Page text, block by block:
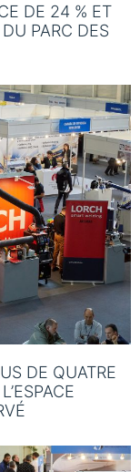
DE 24 % ET
PARC DES
DE QUATRE